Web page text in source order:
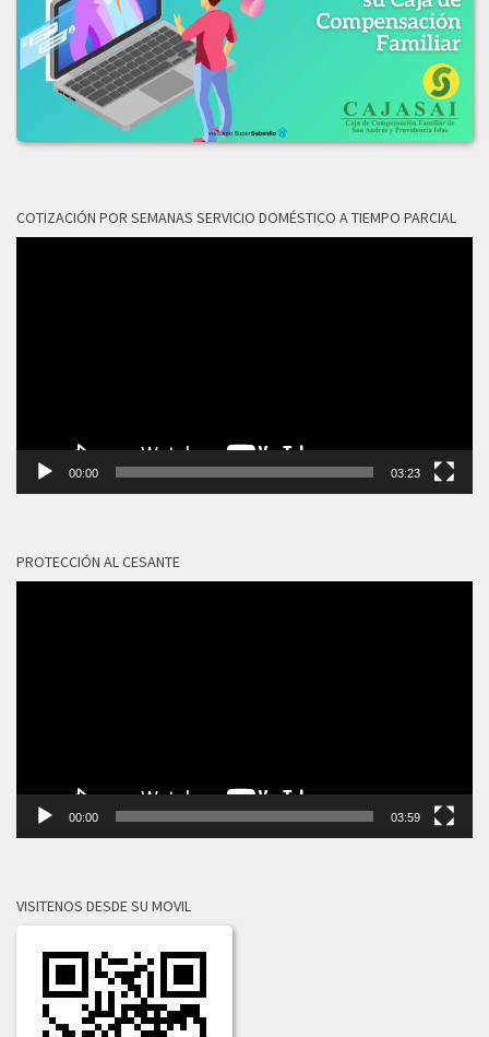
LICITACION_DE_OFERTAS_No_003-2019.PDF
2018
LICITACION_OFERTAS_No_006-2018.pdf
COTIZACIÓN POR SEMANAS SERVICIO DOMÉSTICO A TIEMPO PARCIAL
00:00 03:23
PROTECCIÓN AL CESANTE
00:00 03:59
VISITENOS DESDE SU MOVIL